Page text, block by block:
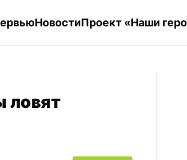
НовостиПроект «Наши
ловят